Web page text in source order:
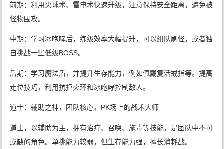
前期：利用火球术、雷电术快速升级，注意保持安全距离，避免被
怪物围攻。
中期：学习冰咆哮后，练级效率大幅提升，可以组队刷怪，或者独
自挑战一些低级BOSS。
后期：学习魔法盾，并提升生存能力，例如佩戴复活戒指等。提高
走位技巧，利用抗拒火环和冰咆哮控制敌人。
道士：辅助之神，团队核心，PK场上的战术大师
道士，以辅助为主，拥有治疗、召唤、施毒等技能，是团队中不可
或缺的角色。单挑能力较弱，但生存能力强，擅长消耗战。